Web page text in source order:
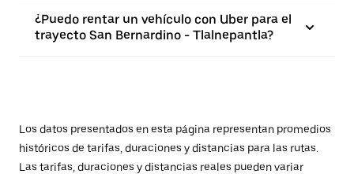
¿Puedo rentar un vehículo con Uber para el
trayecto San Bernardino - Tlalnepantla?
Los datos presentados en esta página representan promedios
históricos de tarifas, duraciones y distancias para las rutas.
Las tarifas, duraciones y distancias reales pueden variar